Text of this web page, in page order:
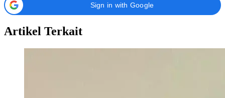
Sign in with Google
Artikel Terkait